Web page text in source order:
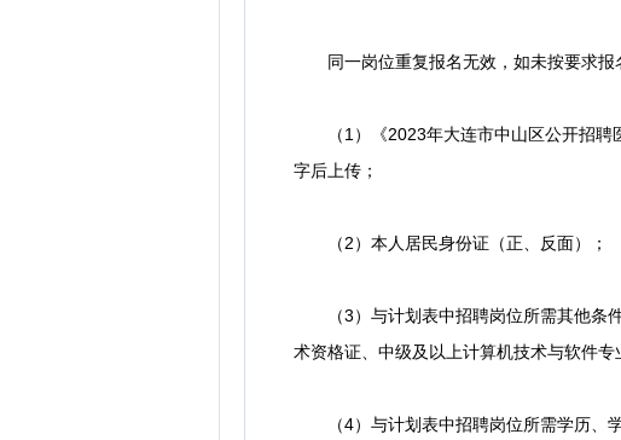
同一岗位重复报名无效，如未按要求报
（1）《2023年大连市中山区公开招聘
字后上传；
（2）本人居民身份证（正、反面）；
（3）与计划表中招聘岗位所需其他条件
术资格证、中级及以上计算机技术与软件
（4）与计划表中招聘岗位所需学历、学